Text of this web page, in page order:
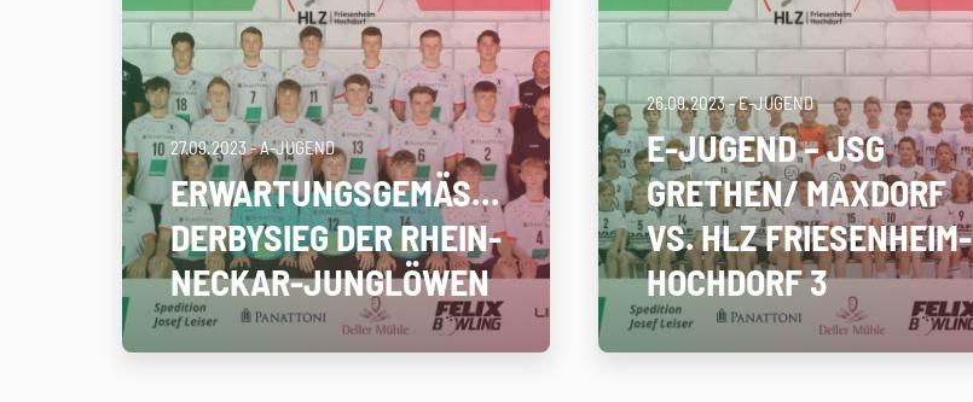
27.09.2023 - A-JUGEND
ERWARTUNGSGEMÄSSER D
ERBYSIEG DER RHEIN-N
ECKAR-JUNGLÖWEN
26.09.2023- E-JUGEND
E-JUGEND – JSG
GRETHEN/ MAXDORF
VS. HLZ FRIESENHEIM-
HOCHDORF 3